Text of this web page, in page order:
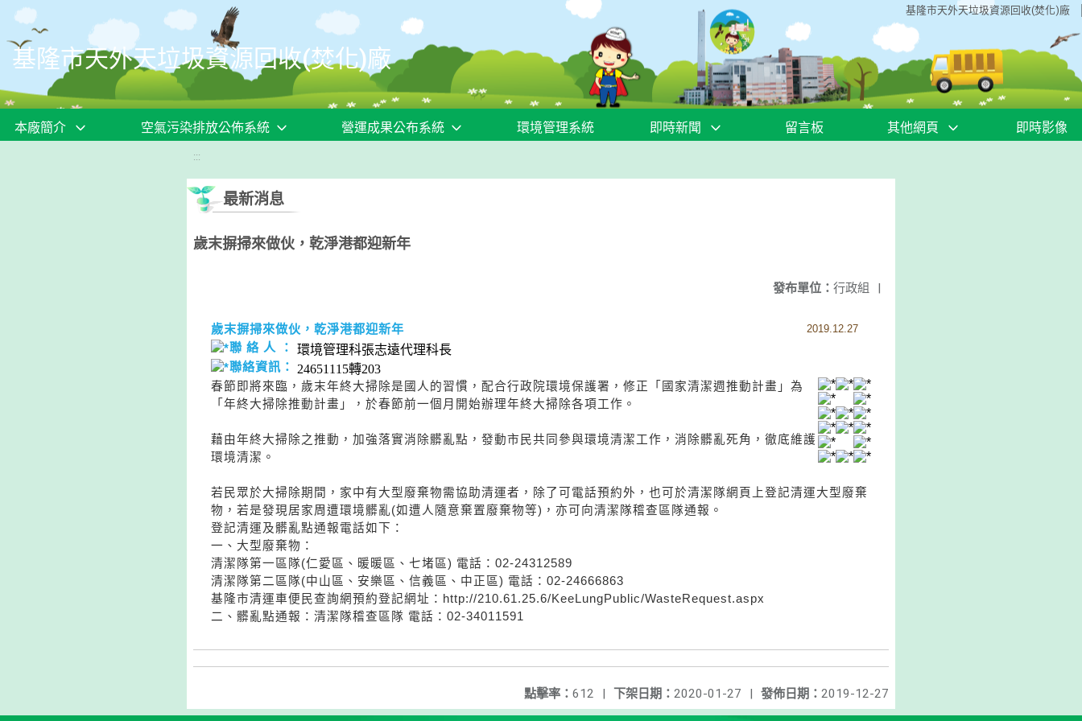
移至網頁之主要內容區位置 基隆市天外天垃圾資源回收(焚化)廠
基隆市天外天垃圾資源回收(焚化)廠
本廠簡介 空氣污染排放公佈系統 營運成果公布系統 環境管理系統 即時新聞 留言板 其他網頁 即時影像
:::
最新消息
歲末摒掃來做伙，乾淨港都迎新年
發布單位： 行政組 |
歲末摒掃來做伙，乾淨港都迎新年 2019.12.27
聯 絡 人 ：
環境管理科張志遠代理科長
聯絡資訊：
24651115轉203
春節即將來臨，歲末年終大掃除是國人的習慣，配合行政院環境保護署，修正「國家清潔週推動計畫」為
「年終大掃除推動計畫」，於春節前一個月開始辦理年終大掃除各項工作。
藉由年終大掃除之推動，加強落實消除髒亂點，發動市民共同參與環境清潔工作，消除髒亂死角，徹底維護
環境清潔。
若民眾於大掃除期間，家中有大型廢棄物需協助清運者，除了可電話預約外，也可於清潔隊網頁上登記清運大型廢棄
物，若是發現居家周遭環境髒亂(如遭人隨意棄置廢棄物等)，亦可向清潔隊稽查區隊通報。
登記清運及髒亂點通報電話如下：
一、大型廢棄物：
清潔隊第一區隊(仁愛區、暖暖區、七堵區) 電話：02-24312589
清潔隊第二區隊(中山區、安樂區、信義區、中正區) 電話：02-24666863
基隆市清運車便民查詢網預約登記網址：http://210.61.25.6/KeeLungPublic/WasteRequest.aspx
二、髒亂點通報：清潔隊稽查區隊 電話：02-34011591
發佈日期： 2019-12-27
下架日期： 2020-01-27 |
點擊率： 612 |